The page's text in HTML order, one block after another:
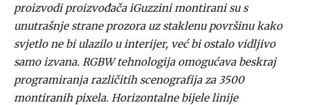
proizvodi proizvođača iGuzzini montirani su s
unutrašnje strane prozora uz staklenu površinu kako
svjetlo ne bi ulazilo u interijer, već bi ostalo vidljivo
samo izvana. RGBW tehnologija omogućava beskraj
programiranja različitih scenografija za 3500
montiranih pixela. Horizontalne bijele linije